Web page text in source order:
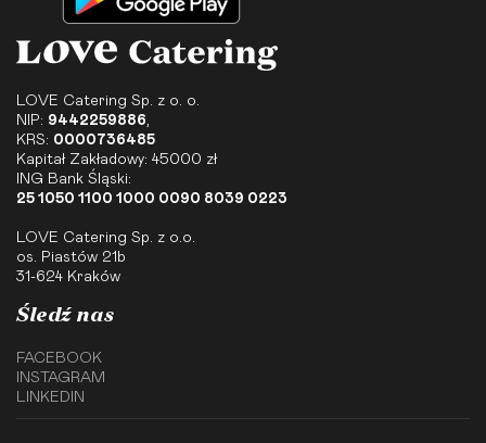
LOVE Catering Sp. z o. o.
NIP: 9442259886
KRS: 0000736485
Kapitał Zakładowy: 45000 zł
ING Bank Śląski:
25 1050 1100 1000 0090 8039 0223
LOVE Catering Sp. z o.o.
os. Piastów 21b
31-624 Kraków
Śledź nas
FACEBOOK
INSTAGRAM
LINKEDIN